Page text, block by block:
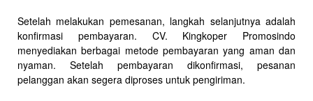
Setelah melakukan pemesanan, langkah selanjutnya adalah
konfirmasi pembayaran. CV. Kingkoper Promosindo
menyediakan berbagai metode pembayaran yang aman dan
nyaman. Setelah pembayaran dikonfirmasi, pesanan
pelanggan akan segera diproses untuk pengiriman.